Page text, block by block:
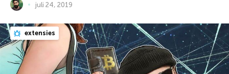
juli 24, 2019
extensies